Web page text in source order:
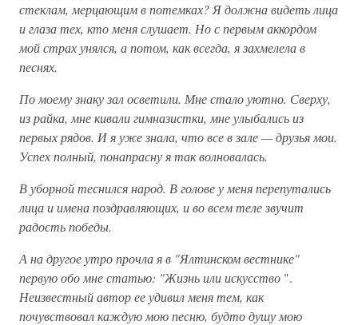
стеклам, мерцающим в потемках? Я должна видеть лица
и глаза тех, кто меня слушает. Но с первым аккордом
мой страх унялся, а потом, как всегда, я захмелела в
песнях.
По моему знаку зал осветили. Мне стало уютно. Сверху,
из райка, мне кивали гимназистки, мне улыбались из
первых рядов. И я уже знала, что все в зале — друзья мои.
Успех полный, понапрасну я так волновалась.
В уборной теснился народ. В голове у меня перепутались
лица и имена поздравляющих, и во всем теле звучит
радость победы.
А на другое утро прочла я в "Ялтинском вестнике"
первую обо мне статью: "Жизнь или искусство ".
Неизвестный автор ее удивил меня тем, как
почувствовал каждую мою песню, будто душу мою